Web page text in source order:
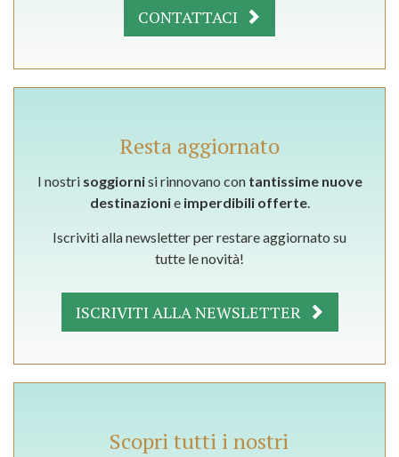
CONTATTACI
Resta aggiornato
I nostri soggiornisi rinnovano con tantissime nuove
destinazionie imperdibili offerte.
Iscriviti alla newsletter per restare aggiornato su
tutte le novità!
ISCRIVITI ALLA NEWSLETTER
Scopri tutti i nostri